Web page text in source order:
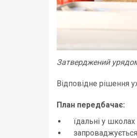
Затверджений
Відповідне рішення
План передбачає:
їдальні у